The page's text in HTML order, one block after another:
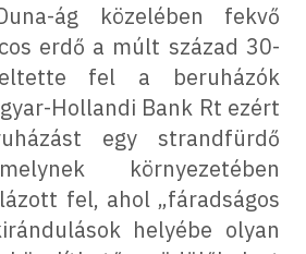
ág közelében fekvő
erdő a múlt század 30-
fel a beruházók
Hollandi Bank Rt ezért
egy strandfürdő
környezetében
fel, ahol „fáradságos
helyébe olyan